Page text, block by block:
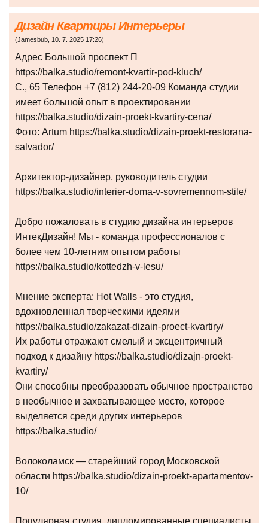
Дизайн Квартиры Интерьеры
(Jamesbub, 10. 7. 2025 17:26)
Адрес Большой проспект П
https://balka.studio/remont-kvartir-pod-kluch/
С., 65 Телефон +7 (812) 244-20-09 Команда студии
имеет большой опыт в проектировании
https://balka.studio/dizain-proekt-kvartiry-cena/
Фото: Artum https://balka.studio/dizain-proekt-restorana-
salvador/
Архитектор-дизайнер, руководитель студии
https://balka.studio/interier-doma-v-sovremennom-stile/
Добро пожаловать в студию дизайна интерьеров
ИнтекДизайн! Мы - команда профессионалов с
более чем 10-летним опытом работы
https://balka.studio/kottedzh-v-lesu/
Мнение эксперта: Hot Walls - это студия,
вдохновленная творческими идеями
https://balka.studio/zakazat-dizain-proect-kvartiry/
Их работы отражают смелый и эксцентричный
подход к дизайну https://balka.studio/dizajn-proekt-
kvartiry/
Они способны преобразовать обычное пространство
в необычное и захватывающее место, которое
выделяется среди других интерьеров
https://balka.studio/
Волоколамск — старейший город Московской
области https://balka.studio/dizain-proekt-apartamentov-
10/